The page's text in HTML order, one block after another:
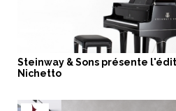
Steinway & Sons présente
Nichetto